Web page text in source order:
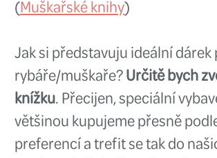
mám 2 Taco Bag, ve
brodících kalhot a
9 stopými pruty,